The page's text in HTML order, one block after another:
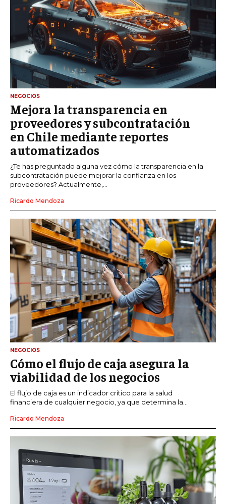
NEGOCIOS
Mejora la transparencia en
proveedores y subcontratación
en Chile mediante reportes
automatizados
¿Te has preguntado alguna vez cómo la transparencia en la
subcontratación puede mejorar la confianza en los
proveedores? Actualmente,...
Ricardo Mendoza
NEGOCIOS
Cómo el flujo de caja asegura la
viabilidad de los negocios
El flujo de caja es un indicador crítico para la salud
financiera de cualquier negocio, ya que determina la...
Ricardo Mendoza